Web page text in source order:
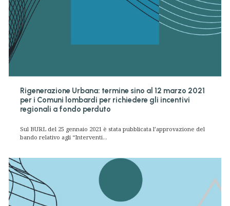
Rigenerazione Urbana: termine sino al 12 marzo 2021
per i Comuni lombardi per richiedere gli incentivi
regionali a fondo perduto
Sul BURL del 25 gennaio 2021 è stata pubblicata l’approvazione del
bando relativo agli “Interventi...